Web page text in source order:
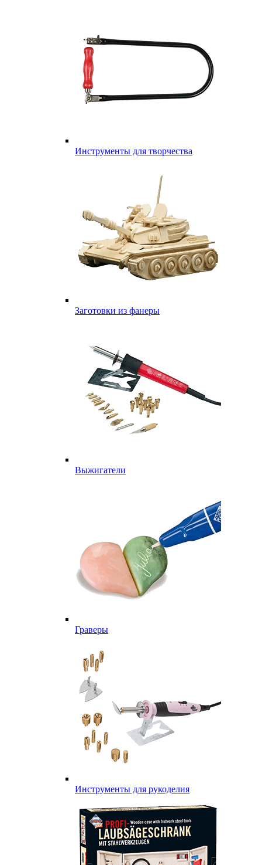
Инструменты для творчества
Заготовки из фанеры
Выжигатели
Граверы
Инструменты для рукоделия